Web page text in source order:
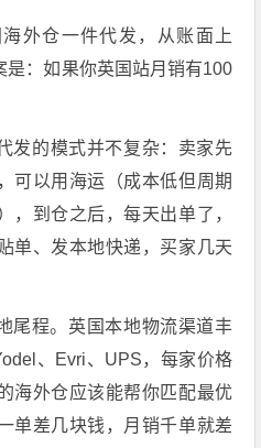
外仓一件代发，从账面上
是：如果你英国站月销有100
发的模式并不复杂：卖家先
可以用海运（成本低但周期
，到仓之后，每天出单了，
单、发本地快递，买家几天
程。英国本地物流渠道丰
、Evri、UPS，每家价格
海外仓应该能帮你匹配最优
单差几块钱，月销千单就差